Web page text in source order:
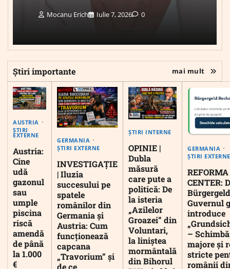
Mocanu Erich Iulie 7, 2026 0
Știri importante mai mult
AUSTRIA
ȘTIRI
EXTERNE
Austria:
Cine
udă
gazonul
sau
umple
piscina
riscă
amendă
de până
la 1.000
€
GERMANIA
ȘTIRI EXTERNE
INVESTIGAȚIE
| Iluzia
succesului pe
spatele
românilor din
Germania și
Austria: Cum
funcționează
capcana
„Travorium” și
de ce
ȘTIRI INTERNE
OPINIE |
Dubla
măsură
care pute a
politică: De
la isteria
„Azilelor
Groazei” din
Voluntari,
la liniștea
mormântală
din Bihorul
GERMANIA
ȘTIRI EXTERNE
CENTER:
Guvernul
introduce
–
majore și
stricte
românii